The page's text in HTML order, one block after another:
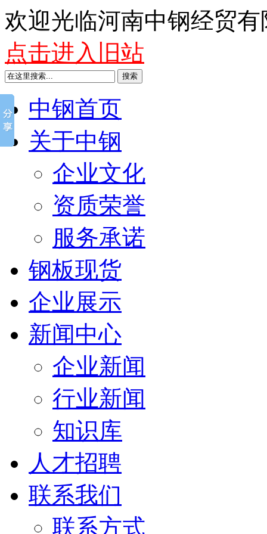
欢迎光临河南中钢经贸
点击进入旧站
搜索
中钢首页
关于中钢
企业文化
资质荣誉
服务承诺
钢板现货
企业展示
新闻中心
企业新闻
行业新闻
知识库
人才招聘
联系我们
联系方式